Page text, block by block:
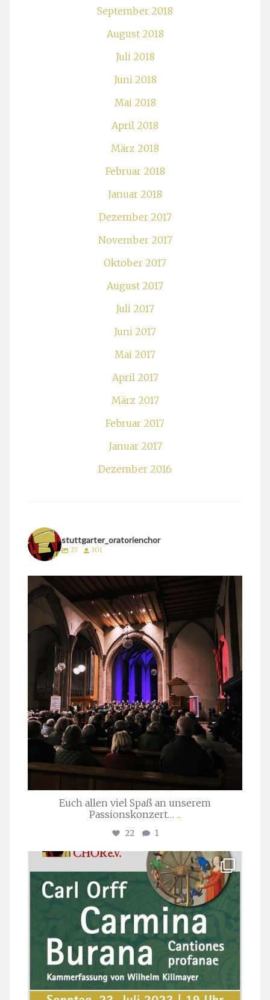
September 2018
August 2018
Juli 2018
Juni 2018
Mai 2018
April 2018
März 2018
Februar 2018
Januar 2018
Dezember 2017
November 2017
Oktober 2017
August 2017
Juli 2017
Juni 2017
Mai 2017
April 2017
März 2017
Februar 2017
Januar 2017
Dezember 2016
stuttgarter_oratorienchor
27 301
stuttgarter_oratorienchor
März 24
Euch allen viel Spaß an unserem
Passionskonzert… ...
22 1
stuttgarter_oratorienchor
Juli 22